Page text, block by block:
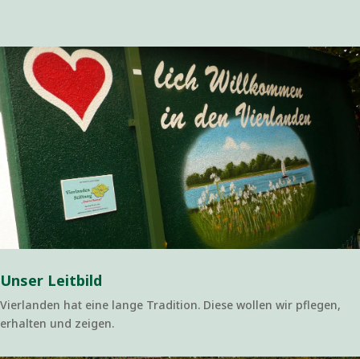
Unser Leitbild
Vierlanden hat eine lange Tradition. Diese wollen wir pflegen,
erhalten und zeigen.